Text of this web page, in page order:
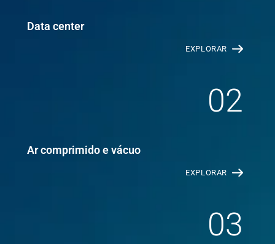
Data center
EXPLORAR
02
Ar comprimido e vácuo
EXPLORAR
03